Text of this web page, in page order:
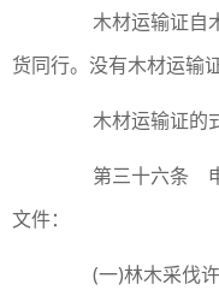
木材运输证自木
货同行。没有木材运输
木材运输证的式
第三十六条 申
文件：
(一)林木采伐许